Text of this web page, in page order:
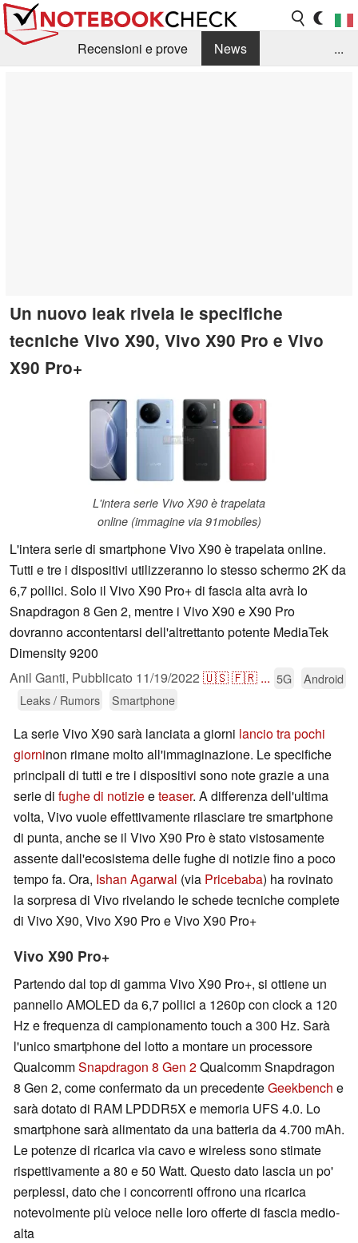
Recensioni e prove
News
...
Un nuovo leak rivela le specifiche
tecniche Vivo X90, Vivo X90 Pro e Vivo
X90 Pro+
L'intera serie Vivo X90 è trapelata
online (immagine via 91mobiles)
L'intera serie di smartphone Vivo X90 è trapelata online.
Tutti e tre i dispositivi utilizzeranno lo stesso schermo 2K da
6,7 pollici. Solo il Vivo X90 Pro+ di fascia alta avrà lo
Snapdragon 8 Gen 2, mentre i Vivo X90 e X90 Pro
dovranno accontentarsi dell'altrettanto potente MediaTek
Dimensity 9200
Anil Ganti, Pubblicato 11/19/2022 🇺🇸🇫🇷 ... 5G
Android
Leaks / Rumors
Smartphone
La serie Vivo X90 sarà lanciata a giorni lancio tra pochi
giorninon rimane molto all'immaginazione. Le specifiche
principali di tutti e tre i dispositivi sono note grazie a una
serie di fughe di notizieeteaser. A differenza dell'ultima
volta, Vivo vuole effettivamente rilasciare tre smartphone
di punta, anche se il Vivo X90 Pro è stato vistosamente
assente dall'ecosistema delle fughe di notizie fino a poco
tempo fa. Ora, Ishan Agarwal (via Pricebaba) ha rovinato
la sorpresa di Vivo rivelando le schede tecniche complete
di Vivo X90, Vivo X90 Pro e Vivo X90 Pro+
Vivo X90 Pro+
Partendo dal top di gamma Vivo X90 Pro+, si ottiene un
pannello AMOLED da 6,7 pollici a 1260p con clock a 120
Hz e frequenza di campionamento touch a 300 Hz. Sarà
l'unico smartphone del lotto a montare un processore
QualcommSnapdragon 8 Gen 2Qualcomm Snapdragon
8 Gen 2, come confermato da un precedenteGeekbench e
sarà dotato di RAM LPDDR5X e memoria UFS 4.0. Lo
smartphone sarà alimentato da una batteria da 4.700 mAh.
Le potenze di ricarica via cavo e wireless sono stimate
rispettivamente a 80 e 50 Watt. Questo dato lascia un po'
perplessi, dato che i concorrenti offrono una ricarica
notevolmente più veloce nelle loro offerte di fascia medio-
alta